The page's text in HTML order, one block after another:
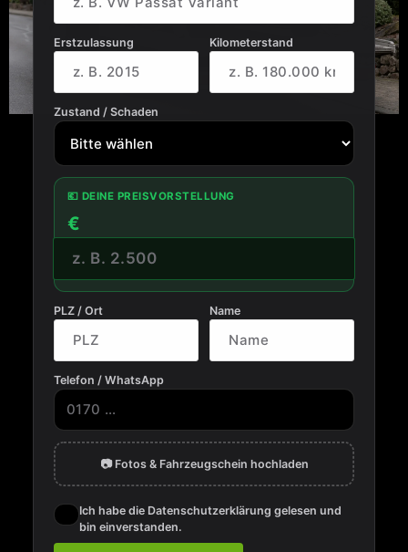
Erstzulassung Kilometerstand
Zustand / Schaden
💶 DEINE PREISVORSTELLUNG
€
PLZ / Ort Name
Telefon / WhatsApp
📷 Fotos & Fahrzeugschein hochladen
Ich habe die Datenschutzerklärung gelesen und
bin einverstanden.